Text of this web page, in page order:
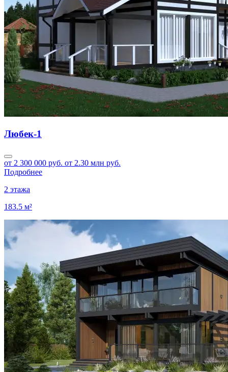
Любек-1
от 2 300 000 руб. от 2.30 млн руб.
Подробнее
2 этажа
183.5 м²